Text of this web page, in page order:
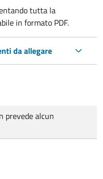
tutta la
in formato PDF.
da allegare
prevede alcun